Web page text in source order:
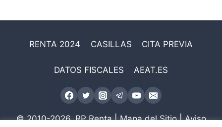
RENTA 2024 CASILLAS CITA PREVIA
DATOS FISCALES AEAT.ES
© 2010-2026.RP Renta|Mapa del Sitio|Aviso